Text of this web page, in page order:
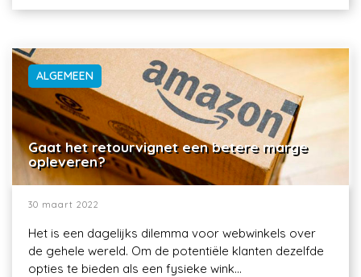
ALGEMEEN
Gaat het retourvignet een betere marge
opleveren?
30 maart 2022
Het is een dagelijks dilemma voor webwinkels over
de gehele wereld. Om de potentiële klanten dezelfde
opties te bieden als een fysieke wink...